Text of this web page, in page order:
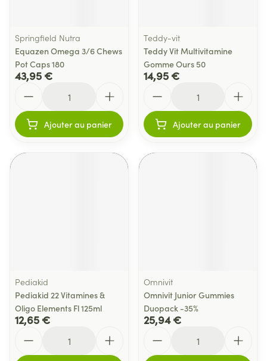
Springfield Nutra
Equazen Omega 3/6 Chews
Pot Caps 180
43,95 €
Ajouter au panier
Teddy-vit
Teddy Vit Multivitamine
Gomme Ours 50
14,95 €
Ajouter au panier
Pediakid
Pediakid 22 Vitamines &
Oligo Elements Fl 125ml
12,65 €
Omnivit
Omnivit Junior Gummies
Duopack -35%
25,94 €